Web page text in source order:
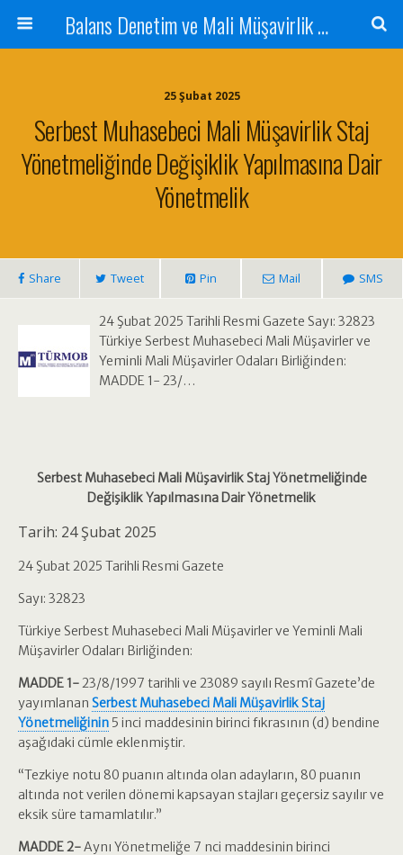
Balans Denetim ve Mali Müşavirlik Hizmetleri
25 Şubat 2025
Serbest Muhasebeci Mali Müşavirlik Staj
Yönetmeliğinde Değişiklik Yapılmasına Dair
Yönetmelik
Share Tweet Pin Mail SMS
24 Şubat 2025 Tarihli Resmi Gazete Sayı: 32823
Türkiye Serbest Muhasebeci Mali Müşavirler ve
Yeminli Mali Müşavirler Odaları Birliğinden:
MADDE 1- 23/…
Serbest Muhasebeci Mali Müşavirlik Staj Yönetmeliğinde
Değişiklik Yapılmasına Dair Yönetmelik
Tarih: 24 Şubat 2025
24 Şubat 2025 Tarihli Resmi Gazete
Sayı: 32823
Türkiye Serbest Muhasebeci Mali Müşavirler ve Yeminli Mali
Müşavirler Odaları Birliğinden:
MADDE 1-23/8/1997 tarihli ve 23089 sayılı Resmî Gazete’de
yayımlanan Serbest Muhasebeci Mali Müşavirlik Staj
Yönetmeliğinin 5 inci maddesinin birinci fıkrasının (d) bendine
aşağıdaki cümle eklenmiştir.
“Tezkiye notu 80 puanın altında olan adayların, 80 puanın
altında not verilen dönemi kapsayan stajları geçersiz sayılır ve
eksik süre tamamlatılır.”
MADDE 2-Aynı Yönetmeliğe 7 nci maddesinin birinci